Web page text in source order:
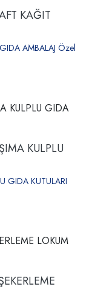
KAĞIT
AMBALAJ Özel
KULPLU
GIDA KUTULARI